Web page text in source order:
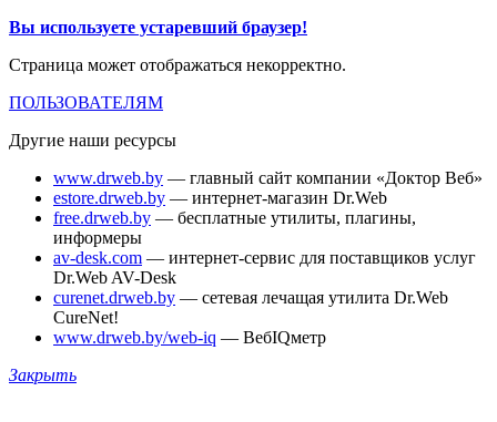
Вы используете устаревший браузер!
Страница может отображаться некорректно.
ПОЛЬЗОВАТЕЛЯМ
Другие наши ресурсы
www.drweb.by — главный сайт компании «Доктор Веб»
estore.drweb.by — интернет-магазин Dr.Web
free.drweb.by — бесплатные утилиты, плагины,
информеры
av-desk.com — интернет-сервис для поставщиков услуг
Dr.Web AV-Desk
curenet.drweb.by — сетевая лечащая утилита Dr.Web
CureNet!
www.drweb.by/web-iq — ВебIQметр
Закрыть